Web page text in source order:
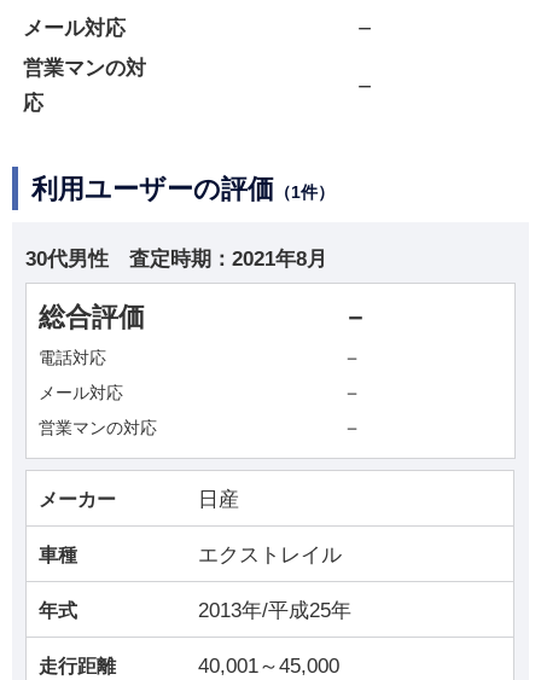
メール対応 －
営業マンの対
応
－
利用ユーザーの評価 （1件）
30代男性 査定時期： 2021年8月
総合評価 －
電話対応 －
メール対応 －
営業マンの対応 －
メーカー 日産
車種 エクストレイル
年式 2013年/平成25年
走行距離 40,001～45,000